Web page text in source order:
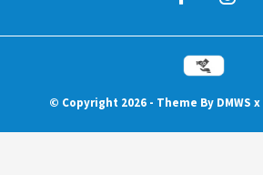
© Copyright 2026 - Theme By DMWS x